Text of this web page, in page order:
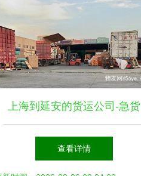
上海到延安的货运公司-急货
快速送达
查看详情